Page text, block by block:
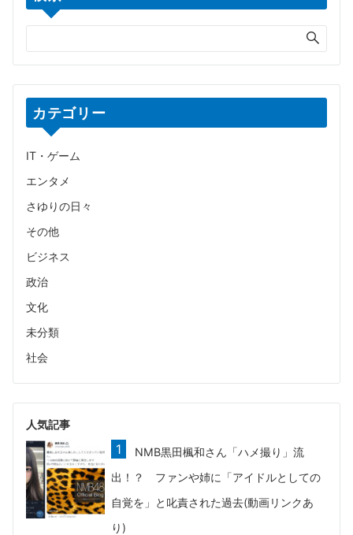
カテゴリー
IT・ゲーム
エンタメ
さゆりの日々
その他
ビジネス
政治
文化
未分類
社会
人気記事
NMB黒田楓和さん「ハメ撮り」流
出！？ ファンや姉に「アイドルとしての
自覚を」と叱責された過去(動画リンクあ
り)